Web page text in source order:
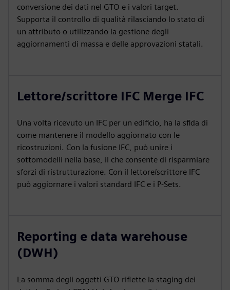
conversione dei dati nel GTO e i valori target.
Supporta il controllo di qualità rilasciando lo stato di
un attributo o utilizzando la gestione degli
aggiornamenti di massa e delle approvazioni statali.
Lettore/scrittore IFC Merge IFC
Una volta ricevuto un IFC per un edificio, ha la sfida di
come mantenere il modello aggiornato con le
ricostruzioni. Con la fusione IFC, può unire i
sottomodelli nella base, il che consente di risparmiare
sforzi di ristrutturazione. Con il lettore/scrittore IFC
può aggiornare i valori standard IFC e i P-Sets.
Reporting e data warehouse
(DWH)
La somma degli oggetti GTO riflette la staging dei